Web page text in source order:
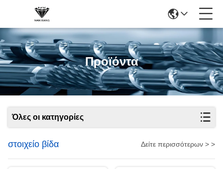
Προϊόντα
Όλες οι κατηγορίες
στοιχείο βίδα Δείτε περισσότερων > >